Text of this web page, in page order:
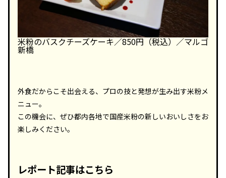
米粉のバスクチーズケーキ／850円（税込）／マルゴ
新橋
外食だからこそ出会える、プロの技と発想が生み出す米粉メ
ニュー。
この機会に、ぜひ都内各地で国産米粉の新しいおいしさをお
楽しみください。
レポート記事はこちら